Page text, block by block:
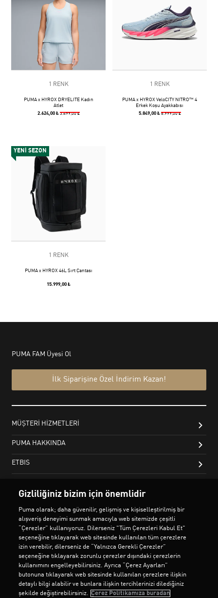
1 RENK
PUMA x HYROX DRYELITE Kadın
Atlet
2.624,00 ₺ 3.499,00 ₺
1 RENK
PUMA x HYROX VeloCITY NITRO™ 4
Erkek Koşu Ayakkabısı
5.849,00 ₺ 8.999,00 ₺
YENİ SEZON
1 RENK
PUMA x HYROX 46L Sırt Çantası
15.999,00 ₺
Gizliliğiniz bizim için önemlidir
Puma olarak; daha güvenilir, gelişmiş ve kişiselleştirilmiş bir
alışveriş deneyimi sunmak amacıyla web sitemizde çeşitli
“Çerezler” kullanıyoruz. Dilerseniz "Tüm Çerezleri Kabul Et"
seçeneğine tıklayarak web sitesinde kullanılan tüm çerezlere
izin verebilir, dilerseniz de “Yalnızca Gerekli Çerezler”
seçeneğine tıklayarak zorunlu çerezler dışındaki çerezlerin
kullanımını engelleyebilirsiniz. Ayrıca “Çerez Ayarları”
butonuna tıklayarak web sitesinde kullanılan çerezlere ilişkin
detaylı bilgi alabilir ve bunlara ilişkin tercihlerinizi dilediğiniz
şekilde değiştirebilirsiniz. Çerez Politikamıza buradan